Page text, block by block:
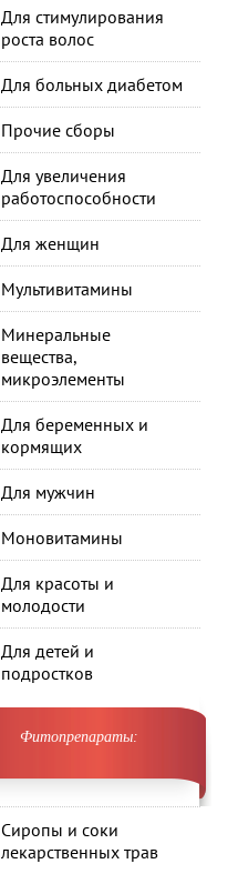
Для стимулирования
роста волос
Для больных диабетом
Прочие сборы
Для увеличения
работоспособности
Для женщин
Мультивитамины
Минеральные
вещества,
микроэлементы
Для беременных и
кормящих
Для мужчин
Моновитамины
Для красоты и
молодости
Для детей и
подростков
Фитопрепараты:
Сиропы и соки
лекарственных трав